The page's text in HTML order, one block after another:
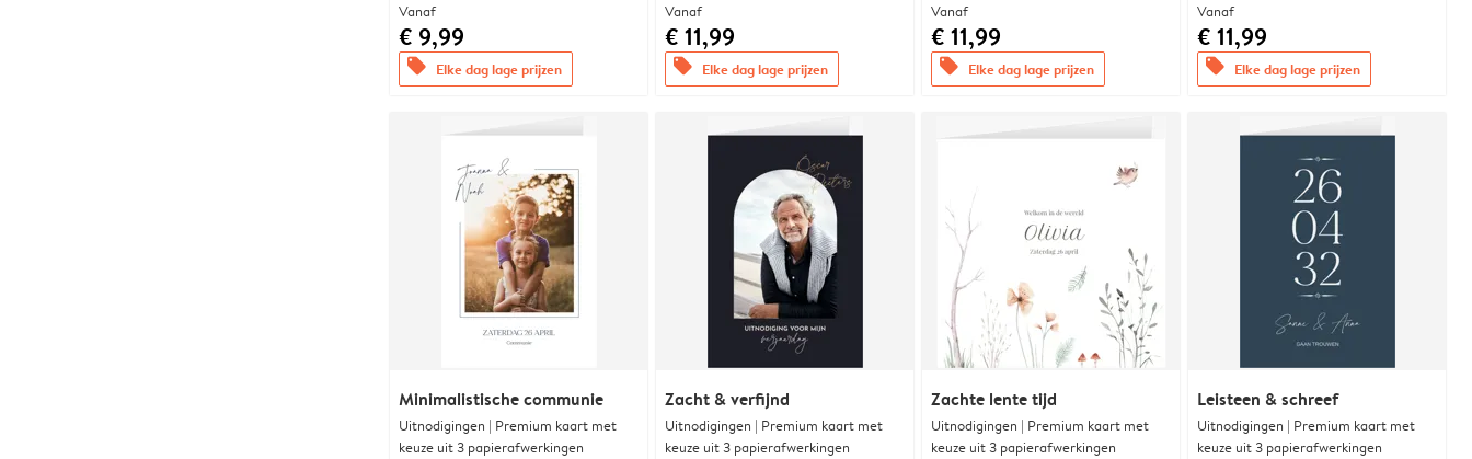
Vanaf
€ 9,99
offers Elke dag lage prijzen
Vanaf
€ 11,99
offers Elke dag lage prijzen
Vanaf
€ 11,99
offers Elke dag lage prijzen
Vanaf
€ 11,99
offers Elke dag lage prijzen
Minimalistische communie
Uitnodigingen | Premium kaart met
keuze uit 3 papierafwerkingen
Zacht & verfijnd
Uitnodigingen | Premium kaart met
keuze uit 3 papierafwerkingen
Zachte lente tijd
Uitnodigingen | Premium kaart met
keuze uit 3 papierafwerkingen
Leisteen & schreef
Uitnodigingen | Premium kaart met
keuze uit 3 papierafwerkingen